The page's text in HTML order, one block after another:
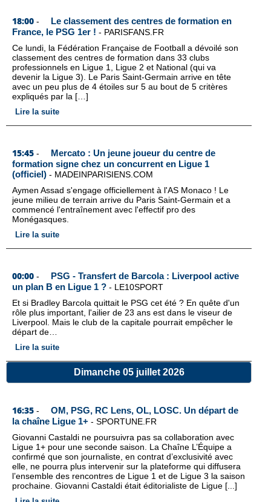
18:00 -
Le classement des centres de formation en
France, le PSG 1er ! - PARISFANS.FR
Ce lundi, la Fédération Française de Football a dévoilé son
classement des centres de formation dans 33 clubs
professionnels en Ligue 1, Ligue 2 et National (qui va
devenir la Ligue 3). Le Paris Saint-Germain arrive en tête
avec un peu plus de 4 étoiles sur 5 au bout de 5 critères
expliqués par la […]
Lire la suite
15:45 -
Mercato : Un jeune joueur du centre de
formation signe chez un concurrent en Ligue 1
(officiel) - MADEINPARISIENS.COM
Aymen Assad s'engage officiellement à l'AS Monaco ! Le
jeune milieu de terrain arrive du Paris Saint-Germain et a
commencé l'entraînement avec l'effectif pro des
Monégasques.
Lire la suite
00:00 -
PSG - Transfert de Barcola : Liverpool active
un plan B en Ligue 1 ? - LE10SPORT
Et si Bradley Barcola quittait le PSG cet été ? En quête d'un
rôle plus important, l'ailier de 23 ans est dans le viseur de
Liverpool. Mais le club de la capitale pourrait empêcher le
départ de…
Lire la suite
Dimanche 05 juillet 2026
16:35 -
OM, PSG, RC Lens, OL, LOSC. Un départ de
la chaîne Ligue 1+ - SPORTUNE.FR
Giovanni Castaldi ne poursuivra pas sa collaboration avec
Ligue 1+ pour une seconde saison. La Chaîne L’Équipe a
confirmé que son journaliste, en contrat d’exclusivité avec
elle, ne pourra plus intervenir sur la plateforme qui diffusera
l’ensemble des rencontres de Ligue 1 et de Ligue 3 la saison
prochaine. Giovanni Castaldi était éditorialiste de Ligue [...]